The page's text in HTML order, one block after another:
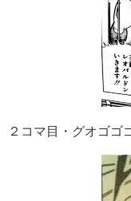
２コマ目・グオゴゴ